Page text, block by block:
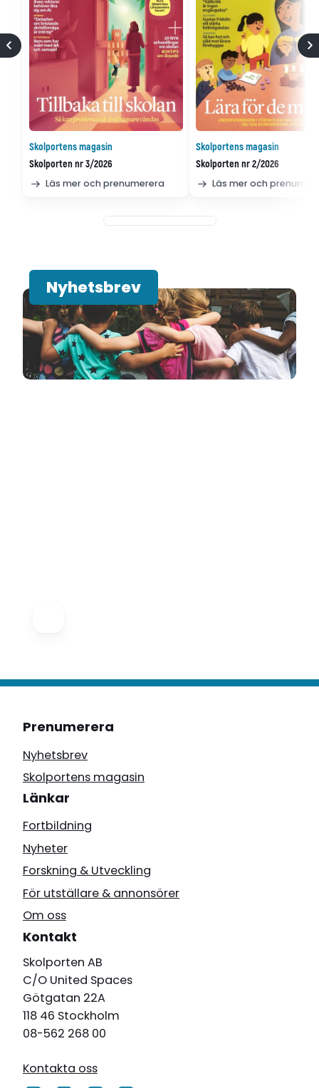
Skolportens magasin
Skolporten nr 3/2026
Läs mer och prenumerera
Skolportens magasin
Skolporten nr 2/2026
Läs mer och
Nyhetsbrev
Prenumerera
Nyhetsbrev
Skolportens magasin
Länkar
Fortbildning
Nyheter
Forskning & Utveckling
För utställare & annonsörer
Om oss
Kontakt
Skolporten AB
C/O United Spaces
Götgatan 22A
118 46 Stockholm
08-562 268 00
Kontakta oss